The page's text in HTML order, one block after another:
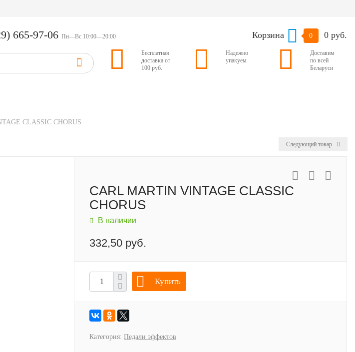
665-97-06 Пн—Вс 10:00—20:00 Корзина 0 0 руб.
Бесплатная
доставка от
100 руб.
Надежно
упакуем
Доставим
по всей
Беларуси
CLASSIC CHORUS
Следующий товар
CARL MARTIN VINTAGE CLASSIC
CHORUS
В наличии
332,50 руб.
Купить
Категория: Педали эффектов